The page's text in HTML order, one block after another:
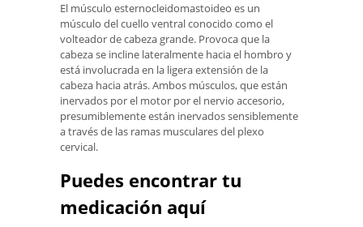
El músculo esternocleidomastoideo es un
músculo del cuello ventral conocido como el
volteador de cabeza grande. Provoca que la
cabeza se incline lateralmente hacia el hombro y
está involucrada en la ligera extensión de la
cabeza hacia atrás. Ambos músculos, que están
inervados por el motor por el nervio accesorio,
presumiblemente están inervados sensiblemente
a través de las ramas musculares del plexo
cervical.
Puedes encontrar tu
medicación aquí